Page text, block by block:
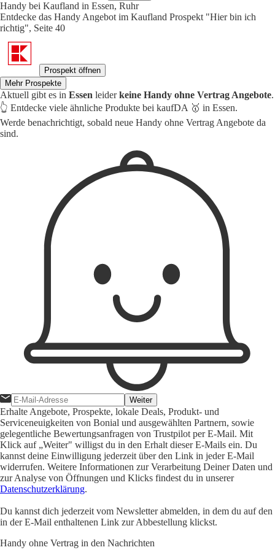
Handy bei Kaufland in Essen, Ruhr
Entdecke das Handy Angebot im Kaufland Prospekt "Hier bin ich
richtig", Seite 40
Prospekt öffnen
Mehr Prospekte
Aktuell gibt es in Essen leiderkeine Handy ohne Vertrag Angebote.
👆 Entdecke viele ähnliche Produkte bei kaufDA 🥇 in Essen.
Werde benachrichtigt, sobald neue Handy ohne Vertrag Angebote da
sind.
Weiter
Erhalte Angebote, Prospekte, lokale Deals, Produkt- und
Serviceneuigkeiten von Bonial und ausgewählten Partnern, sowie
gelegentliche Bewertungsanfragen von Trustpilot per E-Mail. Mit
Klick auf „Weiter" willigst du in den Erhalt dieser E-Mails ein. Du
kannst deine Einwilligung jederzeit über den Link in jeder E-Mail
widerrufen. Weitere Informationen zur Verarbeitung Deiner Daten und
zur Analyse von Öffnungen und Klicks findest du in unserer
Datenschutzerklärung.
Du kannst dich jederzeit vom Newsletter abmelden, in dem du auf den
in der E-Mail enthaltenen Link zur Abbestellung klickst.
Handy ohne Vertrag in den Nachrichten